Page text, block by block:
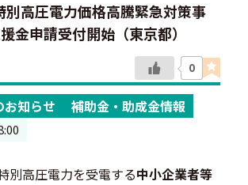
別高圧電力価格高騰緊急対策事
金申請受付開始（東京都）
0
お知らせ 補助金・助成金情報
別高圧電力を受電する中小企業者等